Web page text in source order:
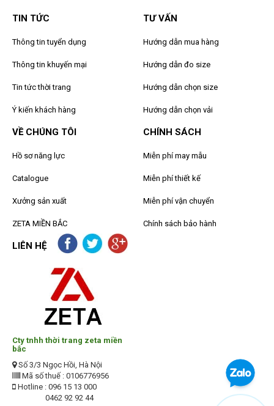
TIN TỨC
Thông tin tuyển dụng
Thông tin khuyến mại
Tin tức thời trang
Ý kiến khách hàng
TƯ VẤN
Hướng dẫn mua hàng
Hướng dẫn đo size
Hướng dẫn chọn size
Hướng dẫn chọn vải
VỀ CHÚNG TÔI
Hồ sơ năng lực
Catalogue
Xưởng sản xuất
ZETA MIỀN BẮC
CHÍNH SÁCH
Miễn phí may mẫu
Miễn phí thiết kế
Miễn phí vận chuyển
Chính sách bảo hành
LIÊN HỆ
Cty tnhh thời trang zeta miền
bắc
Số 3/3 Ngọc Hồi, Hà Nội
Mã số thuế : 0106776956
Hotline : 096 15 13 000
0462 92 92 44